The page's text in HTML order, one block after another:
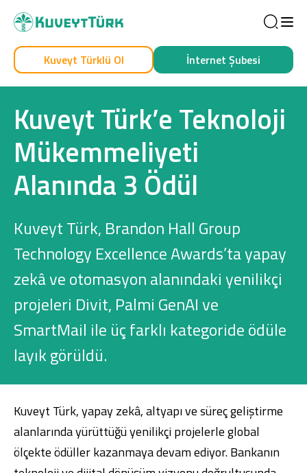
Kendim İçin İşim İçin
Sağlam Kart
Araç Finansmanı
Konut Finansmanı
Yatırım Fonları
Ticari Kartlar
Kuveyt Türklü Ol İnternet Şubesi
Kuveyt Türk’e Teknoloji
Mükemmeliyeti
Alanında 3 Ödül
Kuveyt Türk, Brandon Hall Group
Technology Excellence Awards’ta yapay
zekâ ve otomasyon alanındaki yenilikçi
projeleri Divit, Palmi GenAI ve
SmartMail ile üç farklı kategoride ödüle
layık görüldü.
Kuveyt Türk, yapay zekâ, altyapı ve süreç geliştirme
alanlarında yürüttüğü yenilikçi projelerle global
ölçekte ödüller kazanmaya devam ediyor. Bankanın